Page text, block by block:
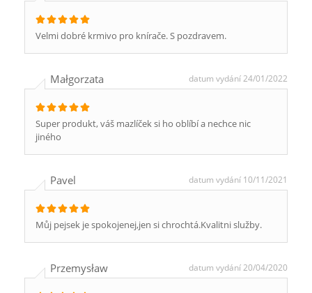
Velmi dobré krmivo pro knírače. S pozdravem.
Małgorzata datum vydání 24/01/2022
Super produkt, váš mazlíček si ho oblíbí a nechce nic
jiného
Pavel datum vydání 10/11/2021
Můj pejsek je spokojenej,jen si chrochtá.Kvalitni služby.
Przemysław datum vydání 20/04/2020